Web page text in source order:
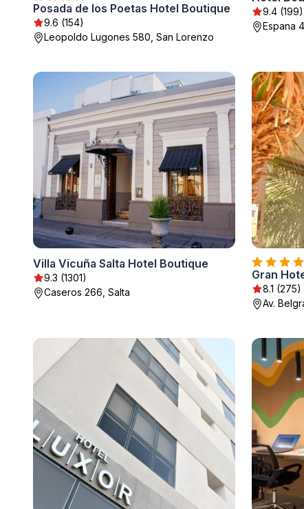
Posada de los Poetas Hotel Boutique
9.6 (154)
Leopoldo Lugones 580, San Lorenzo
9.4 (199)
Espana
Villa Vicuña Salta Hotel Boutique
9.3 (1301)
Caseros 266, Salta
Gran
8.1 (275)
Av.